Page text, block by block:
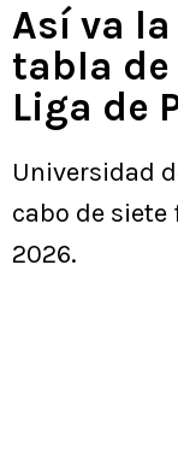
Así va
tabla de
Liga de
Universidad
cabo de siete
2026.